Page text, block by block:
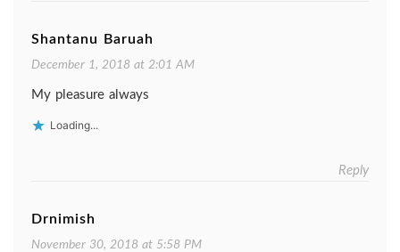
Shantanu Baruah
December 1, 2018 at 2:01 AM
My pleasure always
Loading...
Reply
Drnimish
November 30, 2018 at 5:58 PM